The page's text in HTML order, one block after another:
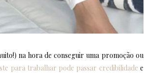
na hora de conseguir uma promoção ou
para trabalhar pode passar credibilidade e